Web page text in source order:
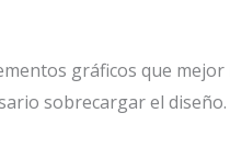
gráficos que
sobrecargar el